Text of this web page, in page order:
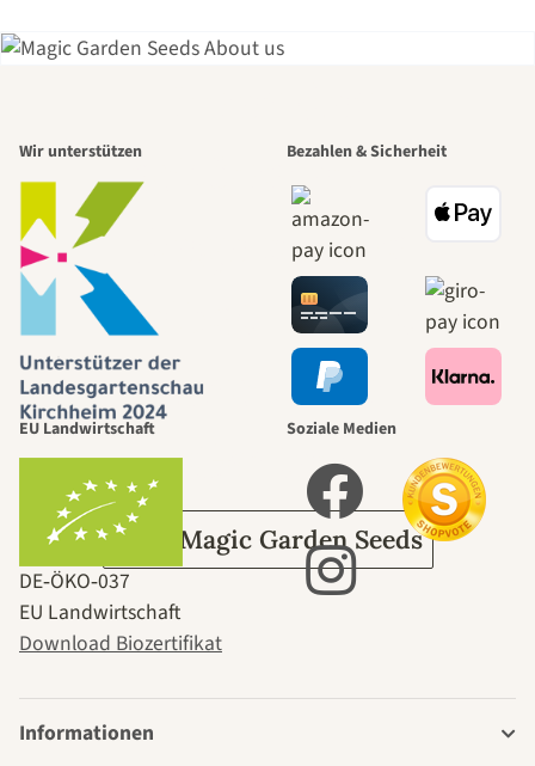
schönsten
Wege zu uns
selbst führt
durch den
Garten
Über Magic Garden Seeds
Wir unterstützen Bezahlen & Sicherheit
EU Landwirtschaft
DE‑ÖKO‑037
EU Landwirtschaft
Download Biozertifikat
Soziale Medien
Informationen